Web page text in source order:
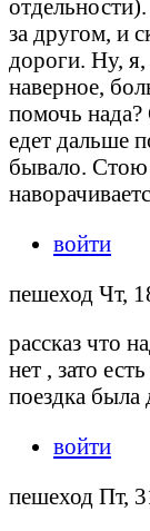
за другом, и
дороги. Ну, я,
наверное,
помочь
едет дальше
бывало. Стою
войти
пешеход Чт,
рассказ что
нет , зато
поездка была
войти
пешеход Пт,